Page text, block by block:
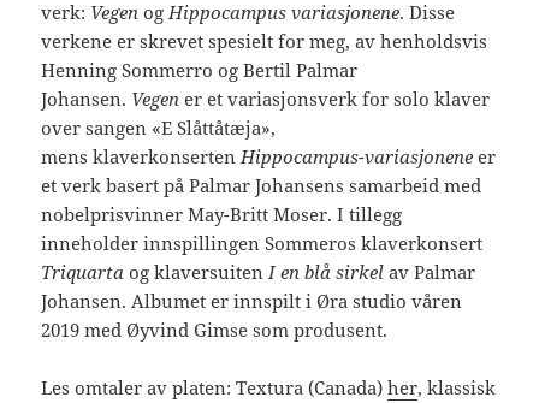
verk: Vegen ogHippocampus variasjonene. Disse
verkene er skrevet spesielt for meg, av henholdsvis
Henning Sommerro og Bertil Palmar
Johansen. Vegen er et variasjonsverk for solo klaver
over sangen «E Slåttåtæja»,
mens klaverkonsertenHippocampus-variasjonene er
et verk basert på Palmar Johansens samarbeid med
nobelprisvinner May-Britt Moser. I tillegg
inneholder innspillingen Sommeros klaverkonsert
Triquarta og klaversuitenI en blå sirkel av Palmar
Johansen. Albumet er innspilt i Øra studio våren
2019 med Øyvind Gimse som produsent.
Les omtaler av platen: Textura (Canada)her, klassisk